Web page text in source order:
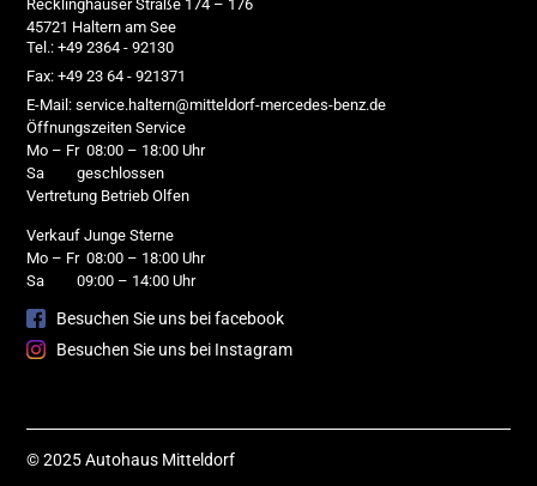
Recklinghäuser Straße 174 – 176
45721 Haltern am See
Tel.: +49 2364 - 92130
Fax: +49 23 64 - 921371
E-Mail: service.haltern@mitteldorf-mercedes-benz.de
Öffnungszeiten Service
Mo – Fr 08:00 – 18:00 Uhr
Sa geschlossen
Vertretung Betrieb Olfen
Verkauf Junge Sterne
Mo – Fr 08:00 – 18:00 Uhr
Sa 09:00 – 14:00 Uhr
Besuchen Sie uns bei facebook
Besuchen Sie uns bei Instagram
© 2025 Autohaus Mitteldorf